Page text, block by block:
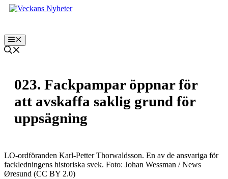
Hoppa
Meny
023. Fackpampar öppnar för
att avskaffa saklig grund för
uppsägning
LO-ordföranden Karl-Petter Thorwaldsson. En av de ansvariga för
fackledningens historiska svek. Foto: Johan Wessman / News
Øresund (CC BY 2.0)